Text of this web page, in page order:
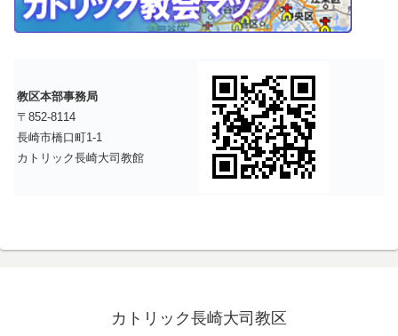
教区本部事務局
〒852-8114
長崎市橋口町1-1
カトリック長崎大司教館
カトリック長崎大司教区